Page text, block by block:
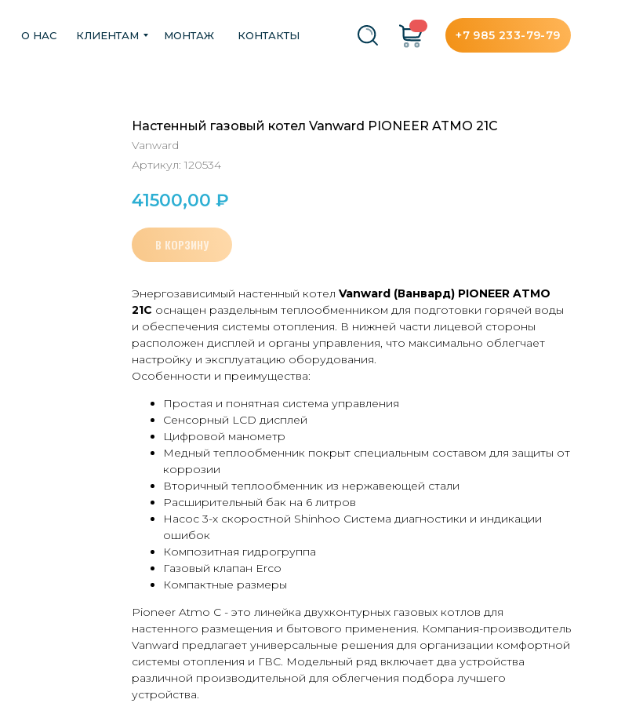
О НАС КЛИЕНТАМ МОНТАЖ КОНТАКТЫ +7 985 233-79-79
Настенный газовый котел Vanward PIONEER ATMO 21C
Vanward
Артикул: 120534
41500,00 ₽
В КОРЗИНУ
Энергозависимый настенный котел Vanward (Ванвард) PIONEER ATMO
21C оснащен раздельным теплообменником для подготовки горячей воды
и обеспечения системы отопления. В нижней части лицевой стороны
расположен дисплей и органы управления, что максимально облегчает
настройку и эксплуатацию оборудования.
Особенности и преимущества:
Простая и понятная система управления
Сенсорный LCD дисплей
Цифровой манометр
Медный теплообменник покрыт специальным составом для защиты от
коррозии
Вторичный теплообменник из нержавеющей стали
Расширительный бак на 6 литров
Насос 3-х скоростной Shinhoo Система диагностики и индикации
ошибок
Композитная гидрогруппа
Газовый клапан Erco
Компактные размеры
Pioneer Atmo C - это линейка двухконтурных газовых котлов для
настенного размещения и бытового применения. Компания-производитель
Vanward предлагает универсальные решения для организации комфортной
системы отопления и ГВС. Модельный ряд включает два устройства
различной производительной для облегчения подбора лучшего
устройства.